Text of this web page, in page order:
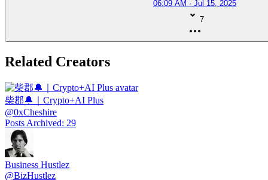
06:09 AM · Jul 15, 2025
7
Related Creators
柴郡🔔｜Crypto+AI Plus
@0xCheshire
Posts Archived: 29
Business Hustlez
@BizHustlez